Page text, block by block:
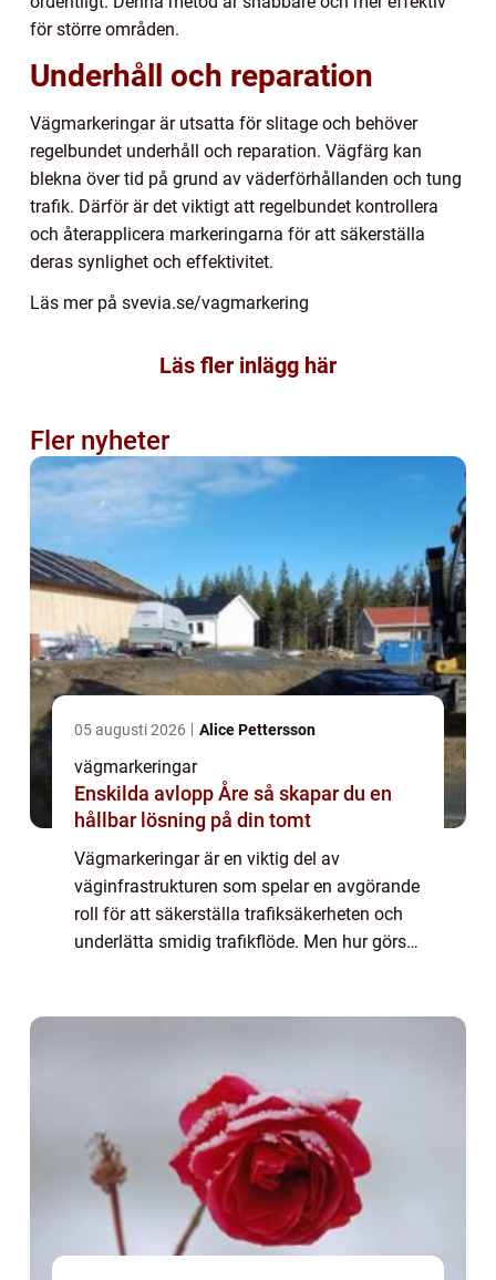
för större områden.
Underhåll och reparation
Vägmarkeringar är utsatta för slitage och behöver
regelbundet underhåll och reparation. Vägfärg kan
blekna över tid på grund av väderförhållanden och tung
trafik. Därför är det viktigt att regelbundet kontrollera
och återapplicera markeringarna för att säkerställa
deras synlighet och effektivitet.
Läs mer på svevia.se/vagmarkering
Läs fler inlägg här
Fler nyheter
05 augusti 2026 Alice Pettersson
vägmarkeringar
Enskilda avlopp Åre så skapar du en
hållbar lösning på din tomt
Vägmarkeringar är en viktig del av
väginfrastrukturen som spelar en avgörande
roll för att säkerställa trafiksäkerheten och
underlätta smidig trafikflöde. Men hur görs